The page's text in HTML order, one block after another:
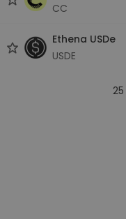
CC
Ethena USDe
USDE
25